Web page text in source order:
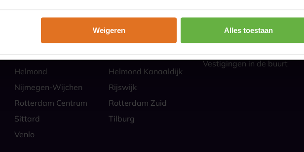
Weigeren Alles toestaan
Eindhoven Best
Helmond
Helmond Kanaaldijk
Nijmegen-Wijchen
Rijswijk
Rotterdam Centrum
Rotterdam Zuid
Sittard
Tilburg
Venlo
Particulieren
Zakelijk
Vestigingen in de buurt